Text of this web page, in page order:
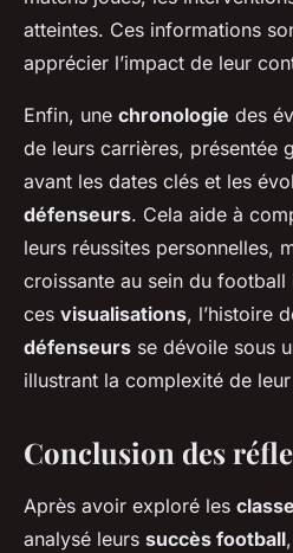
atteintes. Ces informations
apprécier l’impact de leur
Enfin, une chronologie des
de leurs carrières, présentée
avant les dates clés et les
défenseurs. Cela aide à
leurs réussites personnelles,
croissante au sein du football
ces visualisations, l’histoire
défenseurs se dévoile sous
illustrant la complexité de
Conclusion des
Après avoir exploré les
analysé leurs succès football